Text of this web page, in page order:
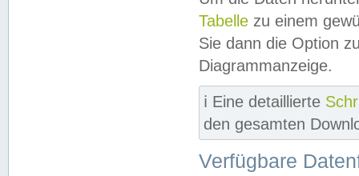
Tabelle zu einem
Sie dann die Option
Diagrammanzeige.
ℹ️ Eine detaillierte
den gesamten
Verfügbare